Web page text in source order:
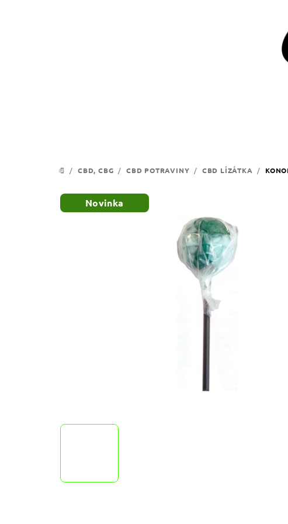
DOMŮ
/ CBD, CBG / CBD POTRAVINY / CBD LÍZÁTKA /
Novinka